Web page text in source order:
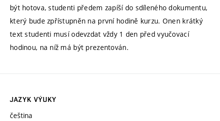
být hotova, studenti předem zapíší do sdíleného dokumentu,
který bude zpřístupněn na první hodině kurzu. Onen krátký
text studenti musí odevzdat vždy 1 den před vyučovací
hodinou, na níž má být prezentován.
JAZYK VÝUKY
čeština